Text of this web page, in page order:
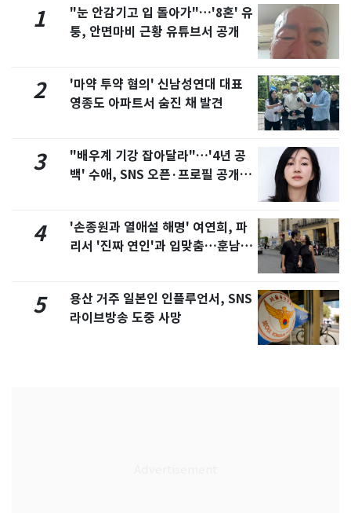
1
"눈 안감기고 입 돌아가"…'8혼' 유
퉁, 안면마비 근황 유튜브서 공개
2
'마약 투약 혐의' 신남성연대 대표
영종도 아파트서 숨진 채 발견
3
"배우계 기강 잡아달라"…'4년 공
백' 수애, SNS 오픈·프로필 공개
4
'손종원과 열애설 해명' 여연희, 파
리서 '진짜 연인'과 입맞춤…훈남이
5
용산 거주 일본인 인플루언서, SNS
라이브방송 도중 사망